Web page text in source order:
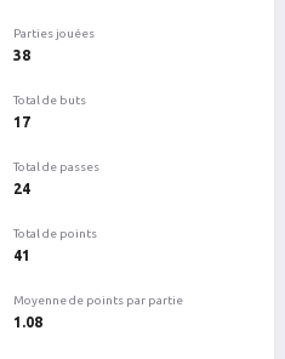
Parties jouées
38
Total de buts
17
Total de passes
24
Total de points
41
Moyenne de points par partie
1.08